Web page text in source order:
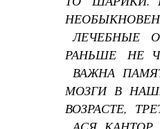
ЛЕЧЕБНЫЕ
РАНЬШЕ НЕ
ВАЖНА
МОЗГИ В
ВОЗРАСТЕ,